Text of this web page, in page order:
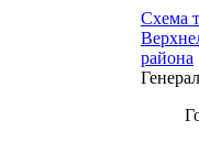
Схема
района